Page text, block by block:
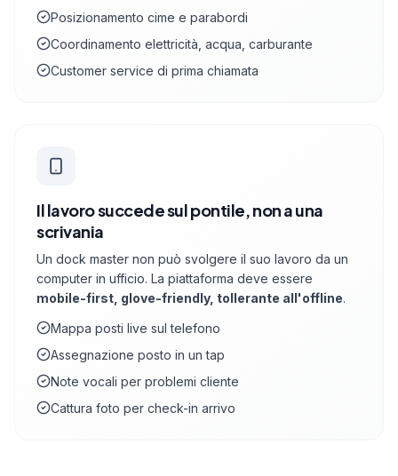
Posizionamento cime e parabordi
Coordinamento elettricità, acqua, carburante
Customer service di prima chiamata
Il lavoro succede sul pontile, non a una
scrivania
Un dock master non può svolgere il suo lavoro da un
computer in ufficio. La piattaforma deve essere
mobile-first, glove-friendly, tollerante all'offline.
Mappa posti live sul telefono
Assegnazione posto in un tap
Note vocali per problemi cliente
Cattura foto per check-in arrivo